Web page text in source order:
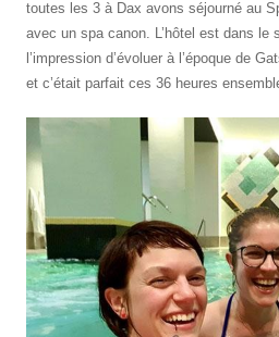
toutes les 3 à Dax avons séjourné au
avec un spa canon. L’hôtel est dans le
l’impression d’évoluer à l’époque de
et c’était parfait ces 36 heures